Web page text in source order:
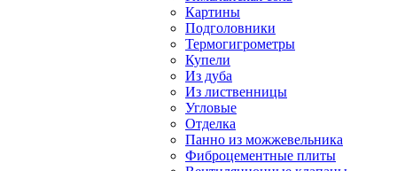
Картины
Подголовники
Термогигрометры
Купели
Из дуба
Из лиственницы
Угловые
Отделка
Панно из можжевельника
Фиброцементные плиты